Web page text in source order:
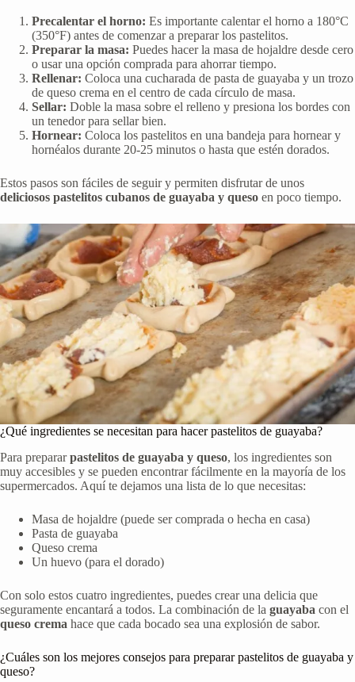
Precalentar el horno: Es importante calentar el horno a 180°C
(350°F) antes de comenzar a preparar los pastelitos.
Preparar la masa: Puedes hacer la masa de hojaldre desde cero
o usar una opción comprada para ahorrar tiempo.
Rellenar: Coloca una cucharada de pasta de guayaba y un trozo
de queso crema en el centro de cada círculo de masa.
Sellar: Doble la masa sobre el relleno y presiona los bordes con
un tenedor para sellar bien.
Hornear: Coloca los pastelitos en una bandeja para hornear y
hornéalos durante 20-25 minutos o hasta que estén dorados.
Estos pasos son fáciles de seguir y permiten disfrutar de unos
deliciosos pastelitos cubanos de guayaba y queso en poco tiempo.
¿Qué ingredientes se necesitan para hacer pastelitos de guayaba?
Para prepararpastelitos de guayaba y queso, los ingredientes son
muy accesibles y se pueden encontrar fácilmente en la mayoría de los
supermercados. Aquí te dejamos una lista de lo que necesitas:
Masa de hojaldre (puede ser comprada o hecha en casa)
Pasta de guayaba
Queso crema
Un huevo (para el dorado)
Con solo estos cuatro ingredientes, puedes crear una delicia que
seguramente encantará a todos. La combinación de la guayaba con el
queso crema hace que cada bocado sea una explosión de sabor.
¿Cuáles son los mejores consejos para preparar pastelitos de guayaba y
queso?